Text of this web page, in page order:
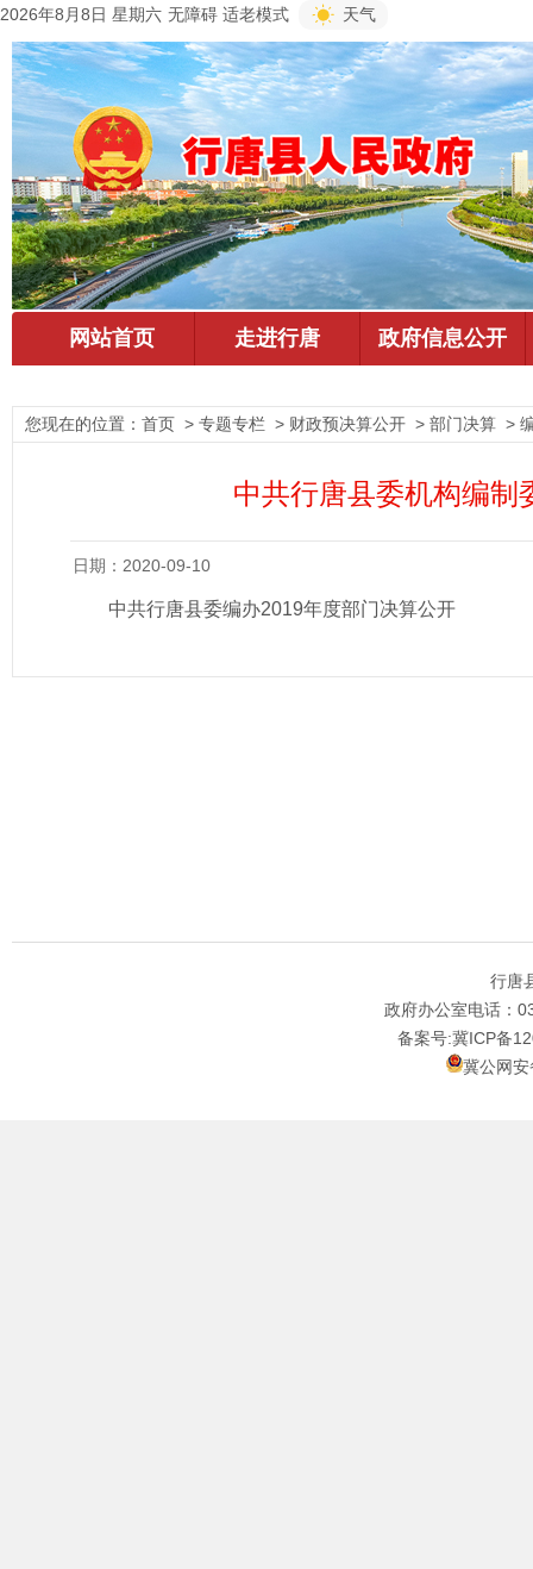
2026年8月8日 星期六 无障碍 适老模式 天气
您现在的位置： 首页 > 专题专栏 > 财政预决算公开 > 部门决算 >
中共行唐县委机构编制
日期：2020-09-10
中共行唐县委编办2019年度部门决算公开